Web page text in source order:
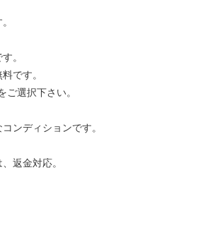
。
です。
選択下さい。
ンディションです。
返金対応。